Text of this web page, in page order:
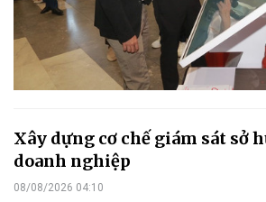
Xây dựng cơ chế giám sát sở
doanh nghiệp
08/08/2026 04:10